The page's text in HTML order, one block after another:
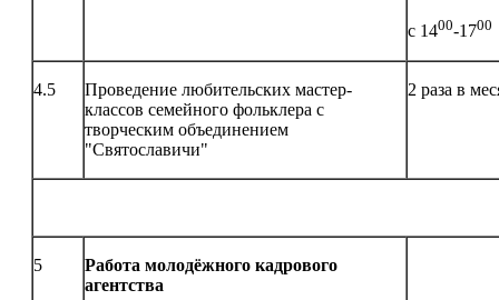
с 1400-1700
4.5
Проведение любительских мастер-
классов семейного фольклера с
творческим объединением
"Святославичи"
2 раза в
5
Работа молодёжного кадрового
агентства